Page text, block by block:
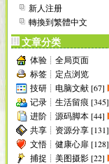
新人注册
轉換到繁體中文
文章分类
体验┊全局页面
标签┊定点浏览
技研┊电脑文献 [67]
记录┊生活留痕 [345]
进阶┊源码脚本 [44]
共享┊资源分享 [131]
文悟┊健康心扉 [128]
捕捉┊美图摄影 [22]